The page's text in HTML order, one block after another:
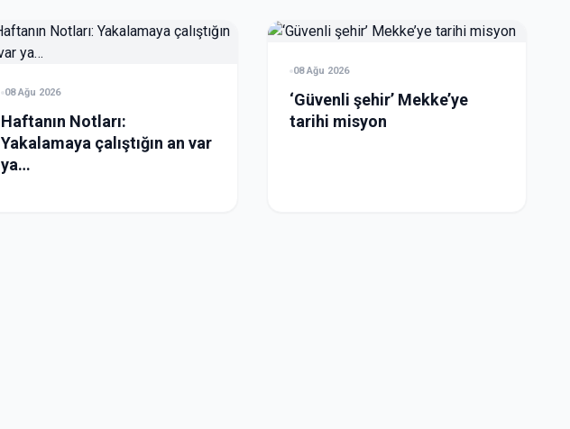
08 Ağu 2026
Haftanın Notları:
Yakalamaya çalıştığın an var
ya…
08 Ağu 2026
‘Güvenli şehir’ Mekke’ye
tarihi misyon